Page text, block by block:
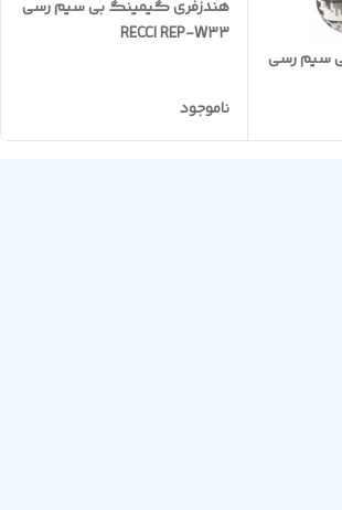
سیم رسی
هندزفری گیمینگ بی سیم رسی
RECCI REP-W33
ناموجود